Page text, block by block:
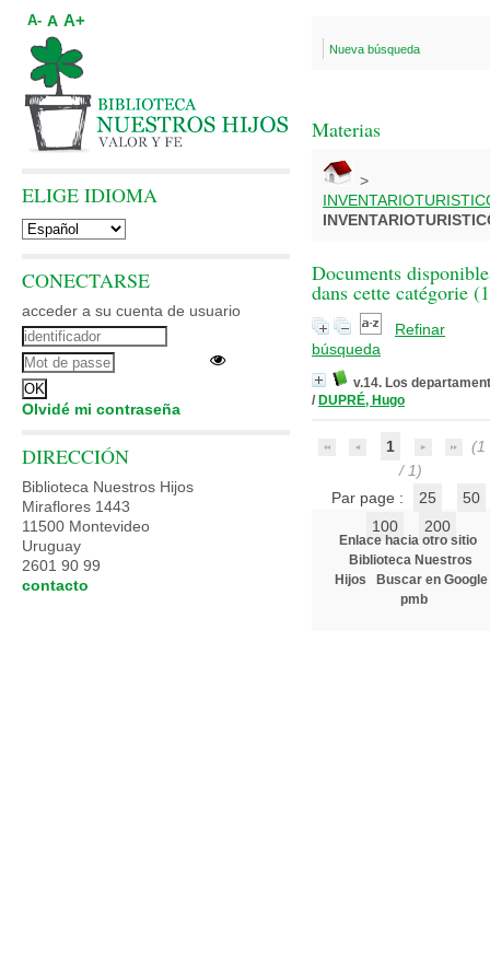
Nueva búsqueda
Materias
>
Documents
dans cette catégorie (1
Refinar
búsqueda
v.14. Los
/ DUPRÉ, Hugo
1
(1
/ 1)
Par page :
25
50
100
200
Enlace hacia otro sitio
Biblioteca Nuestros
Hijos
Buscar en Google
pmb
A- A A+
ELIGE IDIOMA
CONECTARSE
acceder a su cuenta de usuario
Olvidé mi contraseña
DIRECCIÓN
Biblioteca Nuestros Hijos
Miraflores 1443
11500 Montevideo
Uruguay
2601 90 99
contacto